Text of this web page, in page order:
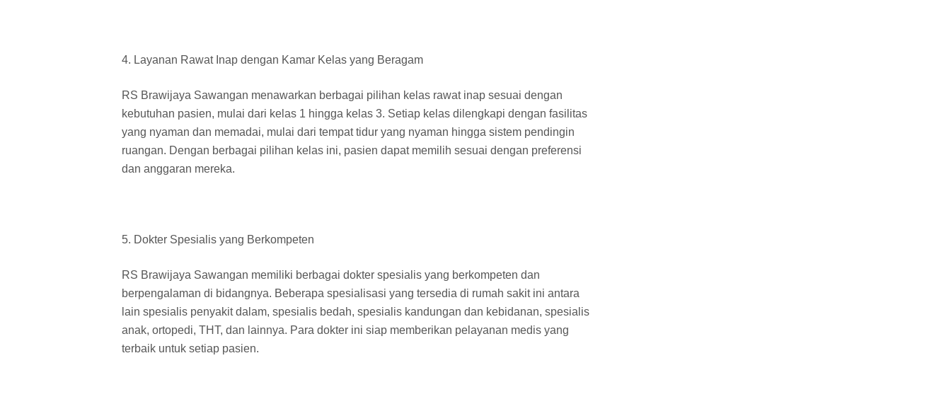
4. Layanan Rawat Inap dengan Kamar Kelas yang Beragam
RS Brawijaya Sawangan menawarkan berbagai pilihan kelas rawat inap sesuai dengan
kebutuhan pasien, mulai dari kelas 1 hingga kelas 3. Setiap kelas dilengkapi dengan fasilitas
yang nyaman dan memadai, mulai dari tempat tidur yang nyaman hingga sistem pendingin
ruangan. Dengan berbagai pilihan kelas ini, pasien dapat memilih sesuai dengan preferensi
dan anggaran mereka.
5. Dokter Spesialis yang Berkompeten
RS Brawijaya Sawangan memiliki berbagai dokter spesialis yang berkompeten dan
berpengalaman di bidangnya. Beberapa spesialisasi yang tersedia di rumah sakit ini antara
lain spesialis penyakit dalam, spesialis bedah, spesialis kandungan dan kebidanan, spesialis
anak, ortopedi, THT, dan lainnya. Para dokter ini siap memberikan pelayanan medis yang
terbaik untuk setiap pasien.